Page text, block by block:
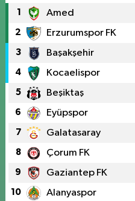
1 Amed
2 Erzurumspor FK
3 Başakşehir
4 Kocaelispor
5 Beşiktaş
6 Eyüpspor
7 Galatasaray
8 Çorum FK
9 Gaziantep FK
10 Alanyaspor